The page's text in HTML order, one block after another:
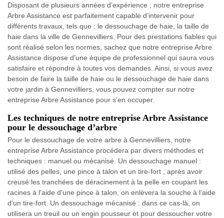
Disposant de plusieurs années d’expérience ; notre entreprise
Arbre Assistance est parfaitement capable d’intervenir pour
différents travaux, tels que : le dessouchage de haie, la taille de
haie dans la ville de Gennevilliers. Pour des prestations fiables qui
sont réalisé selon les normes, sachez que notre entreprise Arbre
Assistance dispose d’une équipe de professionnel qui saura vous
satisfaire et répondre à toutes vos demandes. Ainsi, si vous avez
besoin de faire la taille de haie ou le dessouchage de haie dans
votre jardin à Gennevilliers, vous pouvez compter sur notre
entreprise Arbre Assistance pour s’en occuper.
Les techniques de notre entreprise Arbre Assistance
pour le dessouchage d’arbre
Pour le dessouchage de votre arbre à Gennevilliers, notre
entreprise Arbre Assistance procédera par divers méthodes et
techniques : manuel ou mécanisé. Un dessouchage manuel :
utilisé des pelles, une pince à talon et un tire-fort ; après avoir
creusé les tranchées de déracinement à la pelle en coupant les
racines à l'aide d'une pince à talon, on enlèvera la souche à l’aide
d’un tire-fort. Un dessouchage mécanisé : dans ce cas-là, on
utilisera un treuil ou un engin pousseur et pour dessoucher votre